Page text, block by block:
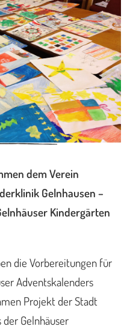
dem Verein
Gelnhausen –
Kindergärten
die Vorbereitungen für
Adventskalenders
Projekt der Stadt
der Gelnhäuser